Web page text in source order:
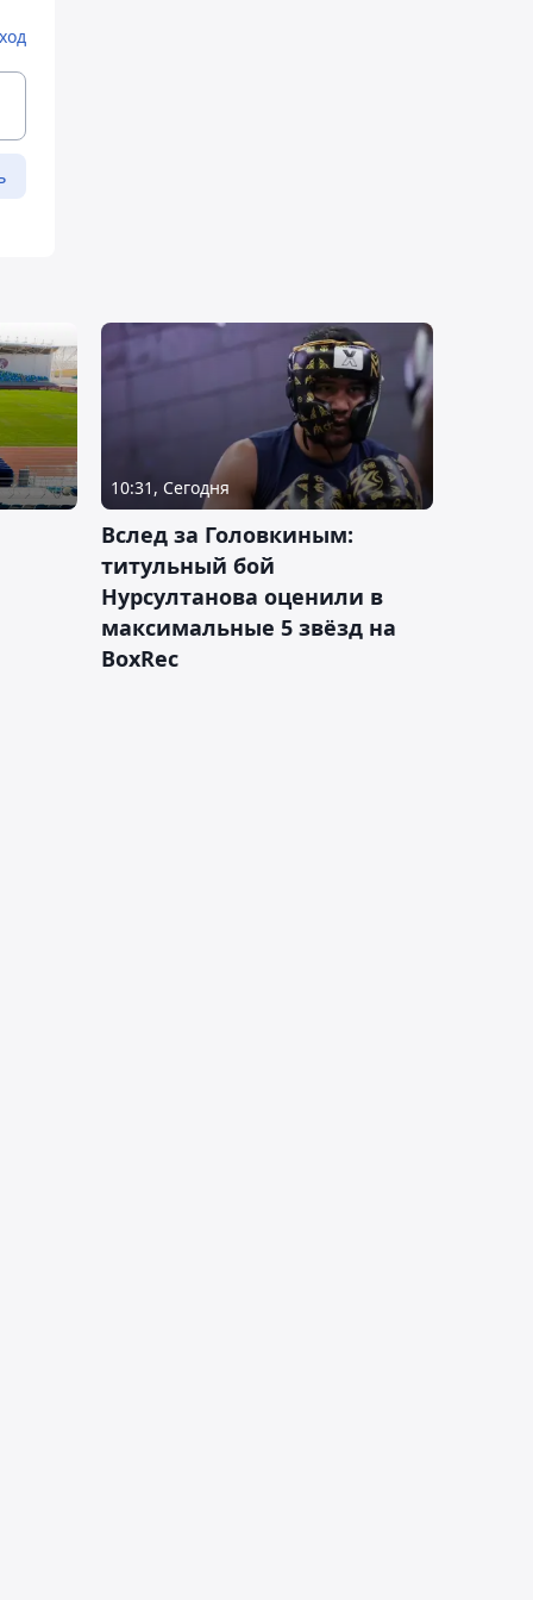
10:31, Сегодня
Вслед за Головкиным:
титульный бой
Нурсултанова оценили в
максимальные 5 звёзд на
BoxRec